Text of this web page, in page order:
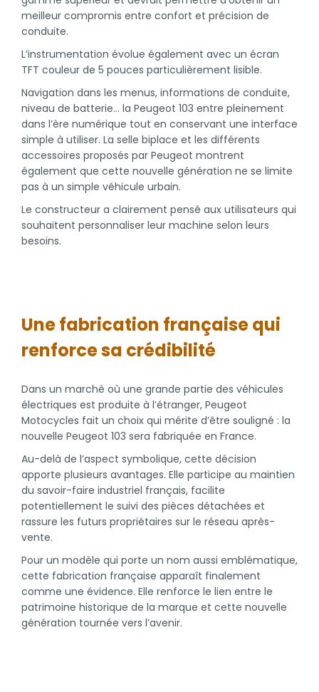
meilleur compromis entre confort et précision de
conduite.
L’instrumentation évolue également avec un écran
TFT couleur de 5 pouces particulièrement lisible.
Navigation dans les menus, informations de conduite,
niveau de batterie… la Peugeot 103 entre pleinement
dans l’ère numérique tout en conservant une interface
simple à utiliser. La selle biplace et les différents
accessoires proposés par Peugeot montrent
également que cette nouvelle génération ne se limite
pas à un simple véhicule urbain.
Le constructeur a clairement pensé aux utilisateurs qui
souhaitent personnaliser leur machine selon leurs
besoins.
Une fabrication française qui
renforce sa crédibilité
Dans un marché où une grande partie des véhicules
électriques est produite à l’étranger, Peugeot
Motocycles fait un choix qui mérite d’être souligné : la
nouvelle Peugeot 103 sera fabriquée en France.
Au-delà de l’aspect symbolique, cette décision
apporte plusieurs avantages. Elle participe au maintien
du savoir-faire industriel français, facilite
potentiellement le suivi des pièces détachées et
rassure les futurs propriétaires sur le réseau après-
vente.
Pour un modèle qui porte un nom aussi emblématique,
cette fabrication française apparaît finalement
comme une évidence. Elle renforce le lien entre le
patrimoine historique de la marque et cette nouvelle
génération tournée vers l’avenir.